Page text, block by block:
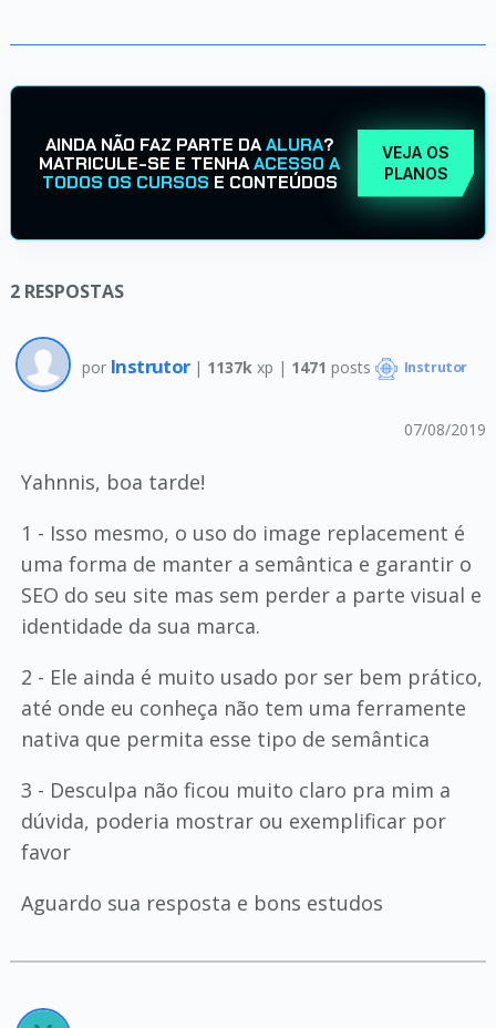
AINDA NÃO FAZ PARTE DAALURA?
MATRICULE-SE E TENHAACESSO A
TODOS OS CURSOS E CONTEÚDOS
VEJA OS
PLANOS
2 RESPOSTAS
por Instrutor | 1137k xp | 1471 posts Instrutor
07/08/2019
Yahnnis, boa tarde!
1 - Isso mesmo, o uso do image replacement é
uma forma de manter a semântica e garantir o
SEO do seu site mas sem perder a parte visual e
identidade da sua marca.
2 - Ele ainda é muito usado por ser bem prático,
até onde eu conheça não tem uma ferramente
nativa que permita esse tipo de semântica
3 - Desculpa não ficou muito claro pra mim a
dúvida, poderia mostrar ou exemplificar por
favor
Aguardo sua resposta e bons estudos